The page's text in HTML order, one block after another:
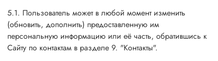
5.1. Пользователь может в любой момент изменить
(обновить, дополнить) предоставленную им
персональную информацию или её часть, обратившись к
Сайту по контактам в разделе 9. "Контакты".